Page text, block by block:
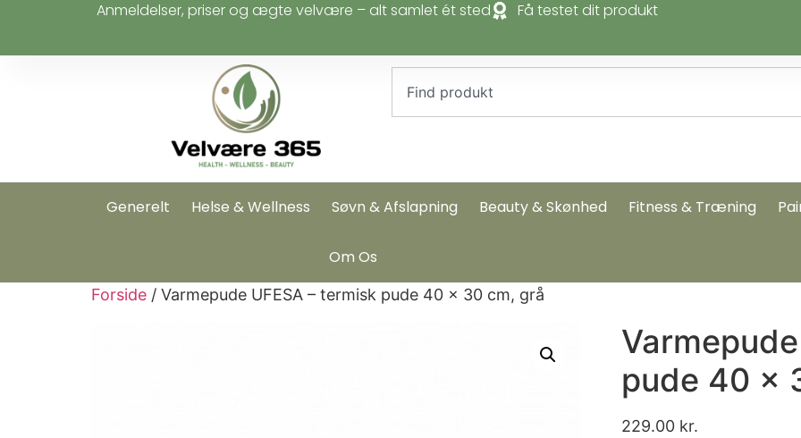
Anmeldelser, priser og ægte velvære – alt samlet ét sted Få testet dit produkt
Generelt Helse & Wellness Søvn & Afslapning Beauty & Skønhed Fitness & Træning
Om Os
Forside / Varmepude UFESA – termisk pude 40 × 30 cm, grå
pude 40 ×
229.00 kr.